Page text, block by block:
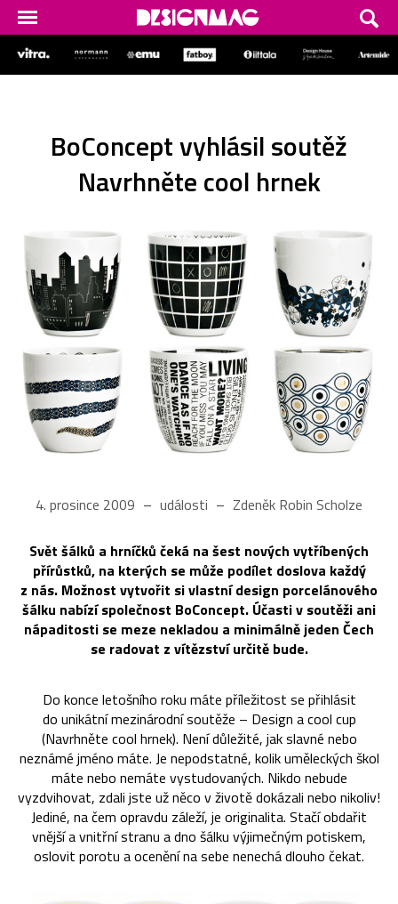
BoConcept vyhlásil soutěž
Navrhněte cool hrnek
4. prosince 2009 události Zdeněk Robin Scholze
Svět šálků a hrníčků čeká na šest nových vytříbených
přírůstků, na kterých se může podílet doslova každý
z nás. Možnost vytvořit si vlastní design porcelánového
šálku nabízí společnost BoConcept. Účasti v soutěži ani
nápaditosti se meze nekladou a minimálně jeden Čech
se radovat z vítězství určitě bude.
Do konce letošního roku máte příležitost se přihlásit
do unikátní mezinárodní soutěže – Design a cool cup
(Navrhněte cool hrnek). Není důležité, jak slavné nebo
neznámé jméno máte. Je nepodstatné, kolik uměleckých škol
máte nebo nemáte vystudovaných. Nikdo nebude
vyzdvihovat, zdali jste už něco v životě dokázali nebo nikoliv!
Jediné, na čem opravdu záleží, je originalita. Stačí obdařit
vnější a vnitřní stranu a dno šálku výjimečným potiskem,
oslovit porotu a ocenění na sebe nenechá dlouho čekat.